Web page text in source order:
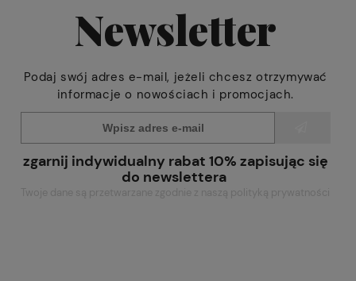
Newsletter
Podaj swój adres e-mail, jeżeli chcesz otrzymywać
informacje o nowościach i promocjach.
zgarnij indywidualny rabat 10% zapisując się
do newslettera